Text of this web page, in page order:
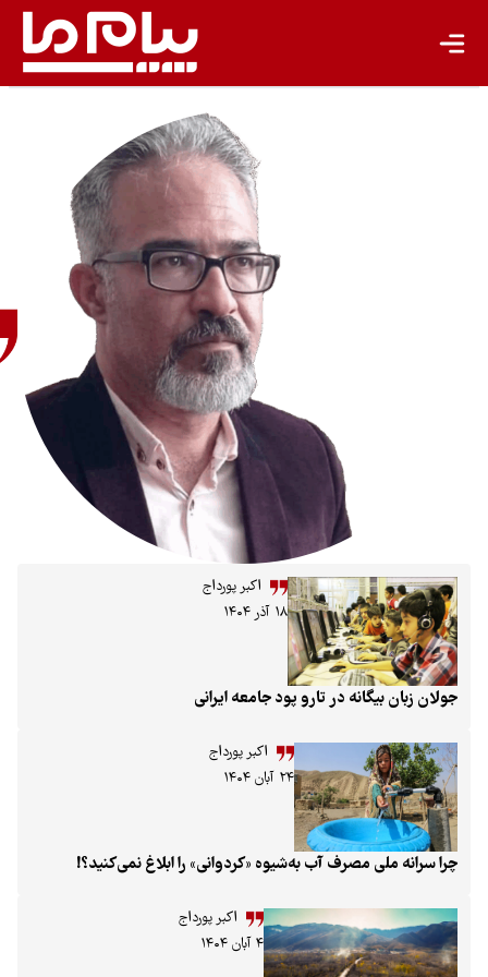
زیست
اکبر پورداج
۱۸ آذر ۱۴۰۴
در تارو پود جامعه ایرانی
اکبر پورداج
۲۴ آبان ۱۴۰۴
مصرف آب به‌شیوه «کردوانی» را ابلاغ نمی‌کنید؟!
اکبر پورداج
۴ آبان ۱۴۰۴